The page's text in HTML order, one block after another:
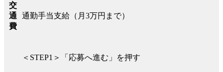
交
通
費
通勤手当支給（月3万円まで）
＜STEP1＞「応募へ進む」を押す